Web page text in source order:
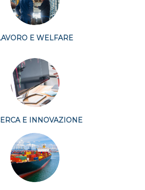
E WELFARE
E INNOVAZIONE